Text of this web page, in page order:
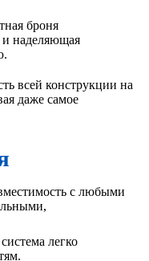
броня
наделяющая
всей конструкции на
даже самое
с любыми
легко